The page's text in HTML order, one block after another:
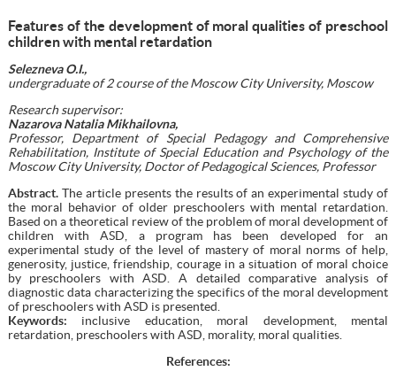
Features of the development of moral qualities of preschool
children with mental retardation
Selezneva O.I.,
undergraduate of 2 course of the Moscow City University, Moscow
Research supervisor:
Nazarova Natalia Mikhailovna,
Professor, Department of Special Pedagogy and Comprehensive
Rehabilitation, Institute of Special Education and Psychology of the
Moscow City University, Doctor of Pedagogical Sciences, Professor
Abstract.The article presents the results of an experimental study of
the moral behavior of older preschoolers with mental retardation.
Based on a theoretical review of the problem of moral development of
children with ASD, a program has been developed for an
experimental study of the level of mastery of moral norms of help,
generosity, justice, friendship, courage in a situation of moral choice
by preschoolers with ASD. A detailed comparative analysis of
diagnostic data characterizing the specifics of the moral development
of preschoolers with ASD is presented.
Keywords: inclusive education, moral development, mental
retardation, preschoolers with ASD, morality, moral qualities.
References: